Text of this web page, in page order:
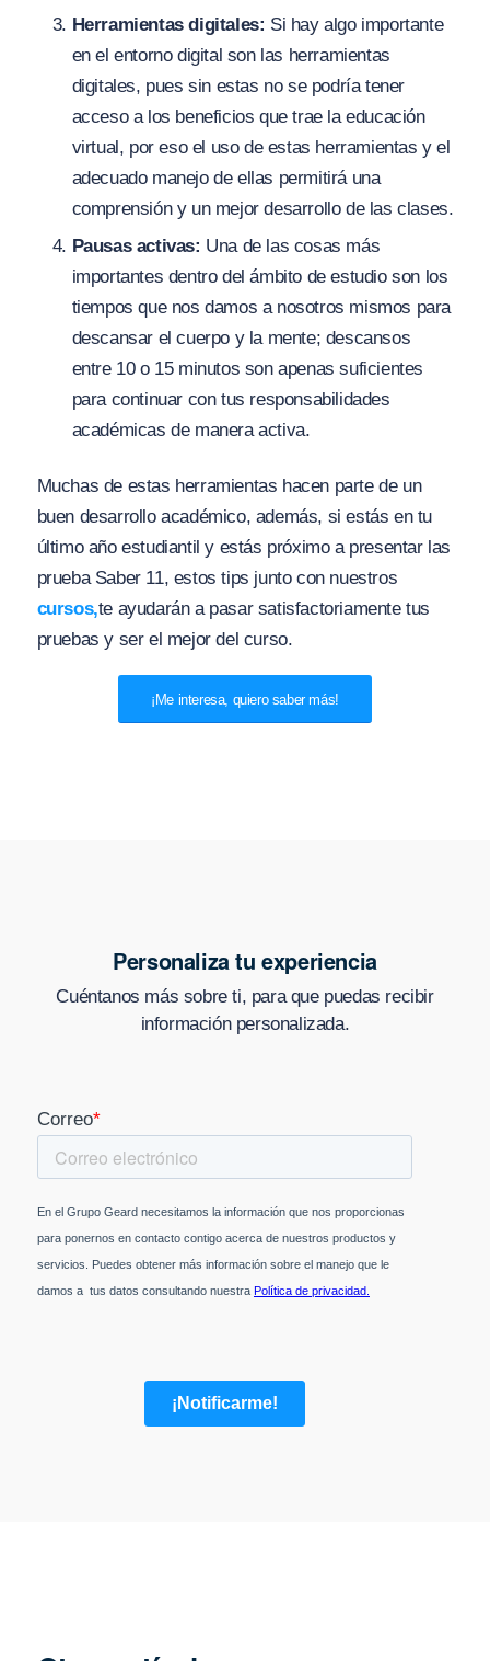
Herramientas digitales: Si hay algo importante
en el entorno digital son las herramientas
digitales, pues sin estas no se podría tener
acceso a los beneficios que trae la educación
virtual, por eso el uso de estas herramientas y el
adecuado manejo de ellas permitirá una
comprensión y un mejor desarrollo de las clases.
Pausas activas: Una de las cosas más
importantes dentro del ámbito de estudio son los
tiempos que nos damos a nosotros mismos para
descansar el cuerpo y la mente; descansos
entre 10 o 15 minutos son apenas suficientes
para continuar con tus responsabilidades
académicas de manera activa.
Muchas de estas herramientas hacen parte de un
buen desarrollo académico, además, si estás en tu
último año estudiantil y estás próximo a presentar las
prueba Saber 11, estos tips junto con nuestros
cursos,te ayudarán a pasar satisfactoriamente tus
pruebas y ser el mejor del curso.
¡Me interesa, quiero saber más!
Personaliza tu experiencia
Cuéntanos más sobre ti, para que puedas recibir
información personalizada.